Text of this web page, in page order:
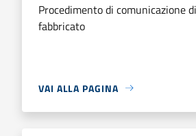
Procedimento di comunicazione
fabbricato
VAI ALLA PAGINA